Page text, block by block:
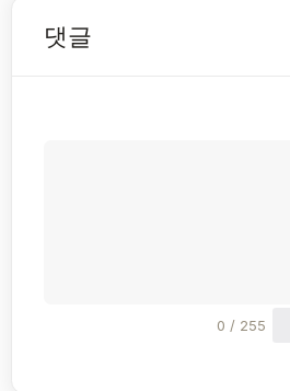
댓글
0 / 255